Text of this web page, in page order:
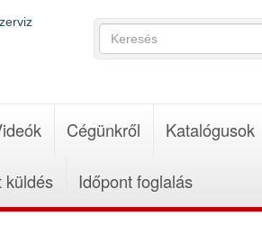
Keresés
űrlap
Cégünkről Katalógusok
küldés Időpont foglalás